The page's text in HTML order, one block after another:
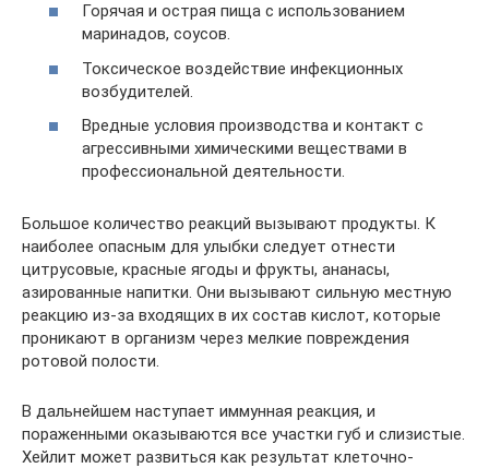
Горячая и острая пища с использованием
маринадов, соусов.
Токсическое воздействие инфекционных
возбудителей.
Вредные условия производства и контакт с
агрессивными химическими веществами в
профессиональной деятельности.
Большое количество реакций вызывают продукты. К
наиболее опасным для улыбки следует отнести
цитрусовые, красные ягоды и фрукты, ананасы,
азированные напитки. Они вызывают сильную местную
реакцию из-за входящих в их состав кислот, которые
проникают в организм через мелкие повреждения
ротовой полости.
В дальнейшем наступает иммунная реакция, и
пораженными оказываются все участки губ и слизистые.
Хейлит может развиться как результат клеточно-